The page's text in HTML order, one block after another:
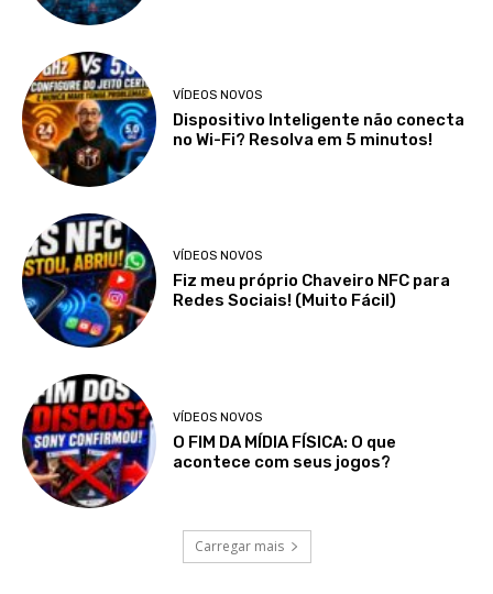
VÍDEOS NOVOS
Dispositivo Inteligente não conecta
no Wi-Fi? Resolva em 5 minutos!
VÍDEOS NOVOS
Fiz meu próprio Chaveiro NFC para
Redes Sociais! (Muito Fácil)
VÍDEOS NOVOS
O FIM DA MÍDIA FÍSICA: O que
acontece com seus jogos?
Carregar mais